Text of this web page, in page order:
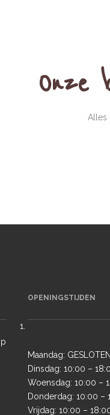
Onze
Alles
OPENINGSTIJDEN
Maandag: GESLOTEN
Dinsdag: 10:00 –
Woensdag: 10:00 –
Donderdag: 10:00 –
Vrijdag: 10:00 –